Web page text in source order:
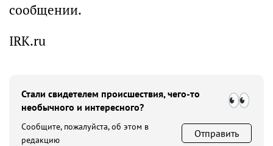
сообщении.
IRK.ru
Стали свидетелем происшествия, чего-то
необычного и интересного?
Сообщите, пожалуйста, об этом в
редакцию
Отправить